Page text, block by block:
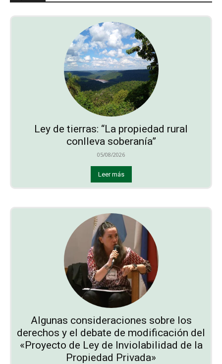
Ley de tierras: “La propiedad rural
conlleva soberanía”
05/08/2026
Leer más
Algunas consideraciones sobre los
derechos y el debate de modificación del
«Proyecto de Ley de Inviolabilidad de la
Propiedad Privada»